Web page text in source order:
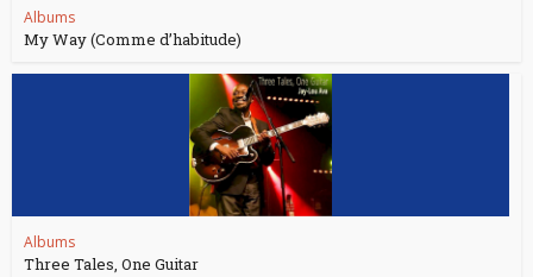
Albums
My Way (Comme d’habitude)
Albums
Three Tales, One Guitar